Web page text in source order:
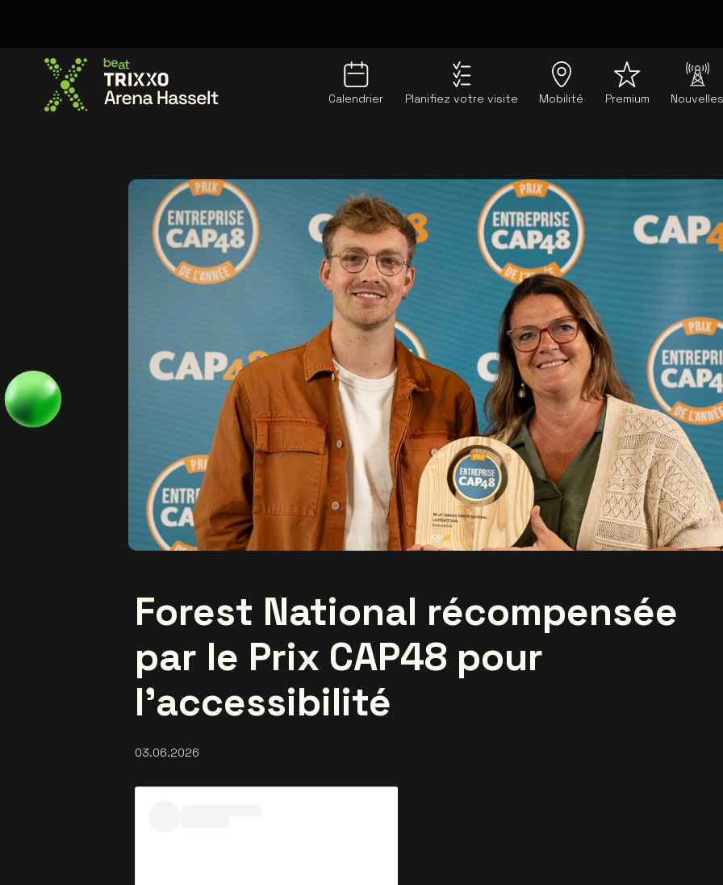
Calendrier Planifiez votre visite Mobilité Premium
Forest National récompensée
par le Prix CAP48 pour
l’accessibilité
03.06.2026